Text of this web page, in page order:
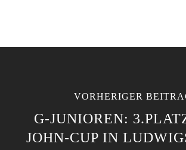
VORHERIGER
G-JUNIOREN:
JOHN-CUP IN